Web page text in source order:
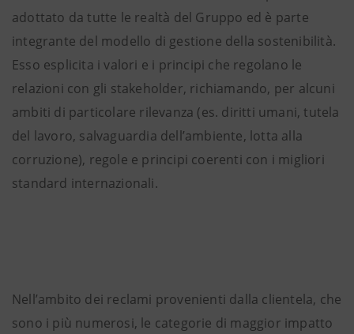
adottato da tutte le realtà del Gruppo ed è parte
integrante del modello di gestione della sostenibilità.
Esso esplicita i valori e i principi che regolano le
relazioni con gli stakeholder, richiamando, per alcuni
ambiti di particolare rilevanza (es. diritti umani, tutela
del lavoro, salvaguardia dell’ambiente, lotta alla
corruzione), regole e principi coerenti con i migliori
standard internazionali.
Nell’ambito dei reclami provenienti dalla clientela, che
sono i più numerosi, le categorie di maggior impatto